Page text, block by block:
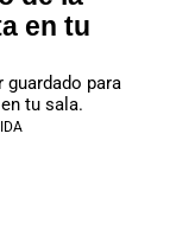
en tu
para
tu sala.